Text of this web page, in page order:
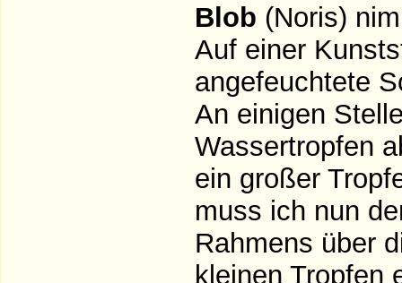
Blob (Noris)
Auf einer
angefeuchtete
An einigen
Wassertropfen
ein großer
muss ich nun
Rahmens über
kleinen Tropfen